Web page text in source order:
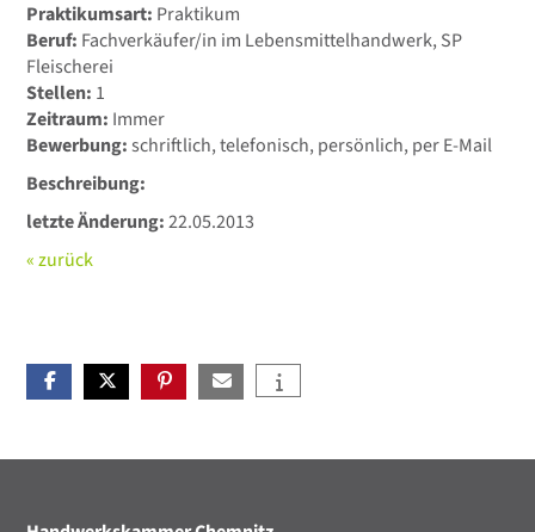
Praktikumsart: Praktikum
Beruf: Fachverkäufer/in im Lebensmittelhandwerk, SP
Fleischerei
Stellen: 1
Zeitraum: Immer
Bewerbung:schriftlich, telefonisch, persönlich, per E-Mail
Beschreibung:
letzte Änderung:22.05.2013
« zurück